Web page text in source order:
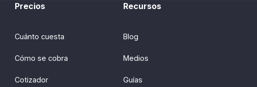
Precios
Cuánto cuesta
Cómo se cobra
Cotizador
Recursos
Blog
Medios
Guías